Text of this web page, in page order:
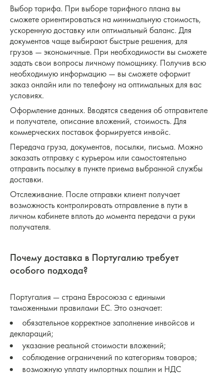
Выбор тарифа. При выборе тарифного плана вы
сможете ориентироваться на минимальную стоимость,
ускоренную доставку или оптимальный баланс. Для
документов чаще выбирают быстрые решения, для
грузов — экономичные. При необходимости вы сможете
задать свои вопросы личному помощнику. Получив всю
необходимую информацию — вы сможете оформит
заказ онлайн или по телефону на оптимальных для вас
условиях.
Оформление данных. Вводятся сведения об отправителе
и получателе, описание вложений, стоимость. Для
коммерческих поставок формируется инвойс.
Передача груза, документов, посылки, письма. Можно
заказать отправку с курьером или самостоятельно
отправить посылку в пункте приема выбранной службы
доставки.
Отслеживание. После отправки клиент получает
возможность контролировать отправление в пути в
личном кабинете вплоть до момента передачи а руки
получателя.
Почему доставка в Португалию требует
особого подхода?
Португалия — страна Евросоюза с едиными
таможенными правилами ЕС. Это означает:
обязательное корректное заполнение инвойсов и
деклараций;
указание реальной стоимости вложений;
соблюдение ограничений по категориям товаров;
возможную уплату импортных пошлин и НДС